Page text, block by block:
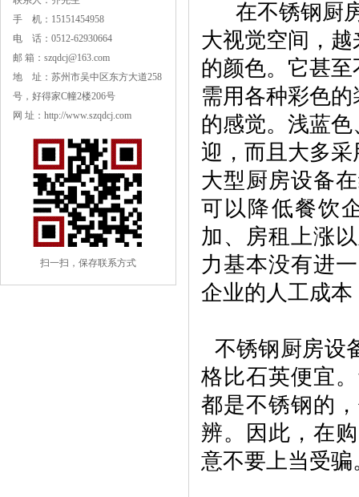
手 机：15151454958
电 话：0512-62930664
邮 箱：szqdcj@163.com
地 址：苏州市吴中区东方大道258
号，好得家C幢2楼206号
网 址：http://www.szqdcj.com
扫一扫，保存联系方式
在不锈钢厨
大视觉空间，
的颜色。它甚
需用各种彩色
的感觉。浅蓝
迎，而且大多
大型厨房设备
可以降低餐饮
加、房租上涨
力基本没有进
企业的人工成
不锈钢厨房设
格比石英便宜
都是不锈钢的
辨。因此，在
意不要上当受骗